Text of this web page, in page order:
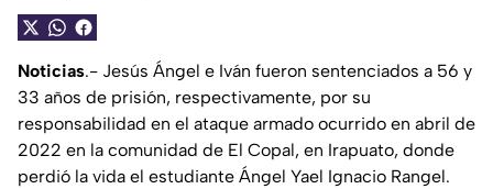
Noticias.- Jesús Ángel e Iván fueron sentenciados a 56 y
33 años de prisión, respectivamente, por su
responsabilidad en el ataque armado ocurrido en abril de
2022 en la comunidad de El Copal, en Irapuato, donde
perdió la vida el estudiante Ángel Yael Ignacio Rangel.